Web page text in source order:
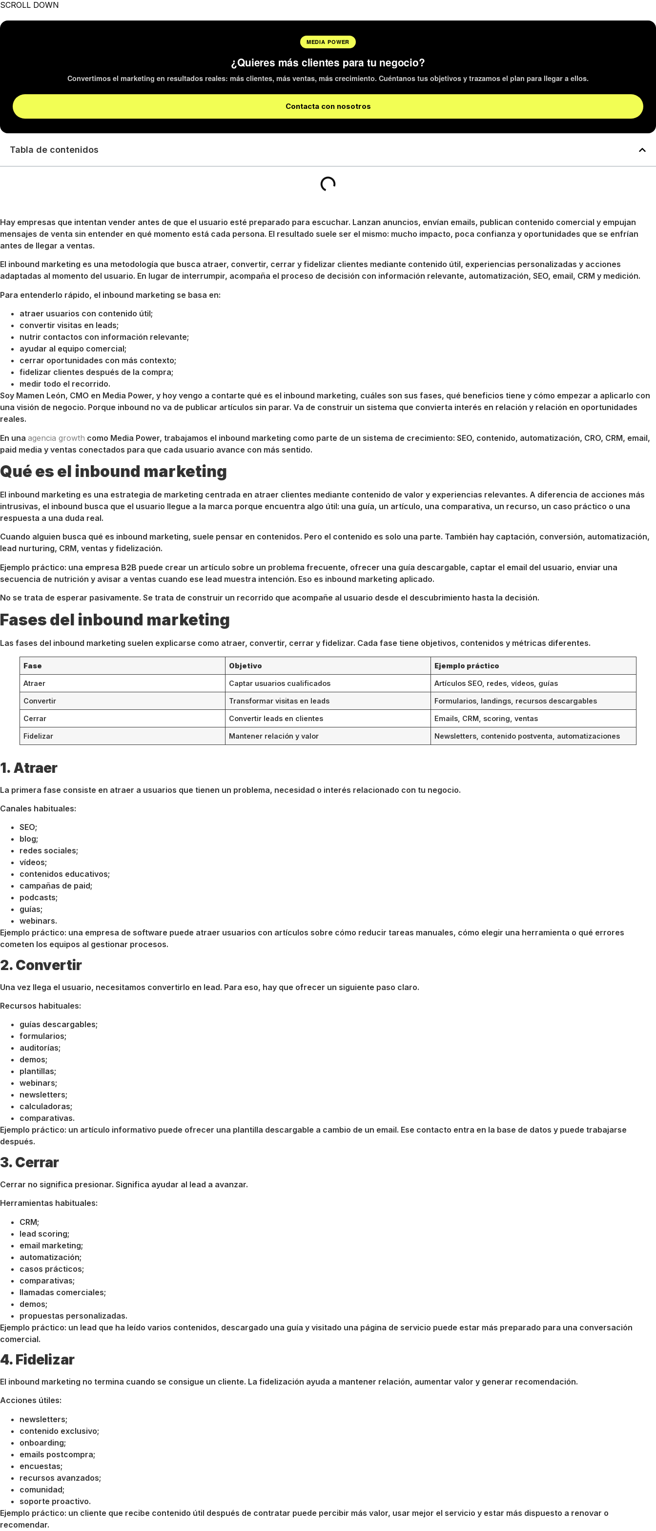
SCROLL DOWN
MEDIA POWER
¿Quieres más clientes para tu negocio?
Convertimos el marketing en resultados reales: más clientes, más ventas, más crecimiento. Cuéntanos tus objetivos y trazamos el plan para llegar a ellos.
Contacta con nosotros
Tabla de contenidos
Hay empresas que intentan vender antes de que el usuario esté preparado para escuchar. Lanzan anuncios, envían emails, publican contenido comercial y empujan
mensajes de venta sin entender en qué momento está cada persona. El resultado suele ser el mismo: mucho impacto, poca confianza y oportunidades que se enfrían
antes de llegar a ventas.
El inbound marketing es una metodología que busca atraer, convertir, cerrar y fidelizar clientes mediante contenido útil, experiencias personalizadas y acciones
adaptadas al momento del usuario. En lugar de interrumpir, acompaña el proceso de decisión con información relevante, automatización, SEO, email, CRM y medición.
Para entenderlo rápido, el inbound marketing se basa en:
atraer usuarios con contenido útil;
convertir visitas en leads;
nutrir contactos con información relevante;
ayudar al equipo comercial;
cerrar oportunidades con más contexto;
fidelizar clientes después de la compra;
medir todo el recorrido.
Soy Mamen León, CMO en Media Power, y hoy vengo a contarte qué es el inbound marketing, cuáles son sus fases, qué beneficios tiene y cómo empezar a aplicarlo con
una visión de negocio. Porque inbound no va de publicar artículos sin parar. Va de construir un sistema que convierta interés en relación y relación en oportunidades
reales.
En una agencia growth como Media Power, trabajamos el inbound marketing como parte de un sistema de crecimiento: SEO, contenido, automatización, CRO, CRM, email,
paid media y ventas conectados para que cada usuario avance con más sentido.
Qué es el inbound marketing
El inbound marketing es una estrategia de marketing centrada en atraer clientes mediante contenido de valor y experiencias relevantes. A diferencia de acciones más
intrusivas, el inbound busca que el usuario llegue a la marca porque encuentra algo útil: una guía, un artículo, una comparativa, un recurso, un caso práctico o una
respuesta a una duda real.
Cuando alguien busca qué es inbound marketing, suele pensar en contenidos. Pero el contenido es solo una parte. También hay captación, conversión, automatización,
lead nurturing, CRM, ventas y fidelización.
Ejemplo práctico: una empresa B2B puede crear un artículo sobre un problema frecuente, ofrecer una guía descargable, captar el email del usuario, enviar una
secuencia de nutrición y avisar a ventas cuando ese lead muestra intención. Eso es inbound marketing aplicado.
No se trata de esperar pasivamente. Se trata de construir un recorrido que acompañe al usuario desde el descubrimiento hasta la decisión.
Fases del inbound marketing
Las fases del inbound marketing suelen explicarse como atraer, convertir, cerrar y fidelizar. Cada fase tiene objetivos, contenidos y métricas diferentes.
Fase Objetivo Ejemplo práctico
Atraer Captar usuarios cualificados Artículos SEO, redes, vídeos, guías
Convertir Transformar visitas en leads Formularios, landings, recursos descargables
Cerrar Convertir leads en clientes Emails, CRM, scoring, ventas
Fidelizar Mantener relación y valor Newsletters, contenido postventa, automatizaciones
1. Atraer
La primera fase consiste en atraer a usuarios que tienen un problema, necesidad o interés relacionado con tu negocio.
Canales habituales:
SEO;
blog;
redes sociales;
vídeos;
contenidos educativos;
campañas de paid;
podcasts;
guías;
webinars.
Ejemplo práctico: una empresa de software puede atraer usuarios con artículos sobre cómo reducir tareas manuales, cómo elegir una herramienta o qué errores
cometen los equipos al gestionar procesos.
2. Convertir
Una vez llega el usuario, necesitamos convertirlo en lead. Para eso, hay que ofrecer un siguiente paso claro.
Recursos habituales:
guías descargables;
formularios;
auditorías;
demos;
plantillas;
webinars;
newsletters;
calculadoras;
comparativas.
Ejemplo práctico: un artículo informativo puede ofrecer una plantilla descargable a cambio de un email. Ese contacto entra en la base de datos y puede trabajarse
después.
3. Cerrar
Cerrar no significa presionar. Significa ayudar al lead a avanzar.
Herramientas habituales:
CRM;
lead scoring;
email marketing;
automatización;
casos prácticos;
comparativas;
llamadas comerciales;
demos;
propuestas personalizadas.
Ejemplo práctico: un lead que ha leído varios contenidos, descargado una guía y visitado una página de servicio puede estar más preparado para una conversación
comercial.
4. Fidelizar
El inbound marketing no termina cuando se consigue un cliente. La fidelización ayuda a mantener relación, aumentar valor y generar recomendación.
Acciones útiles:
newsletters;
contenido exclusivo;
onboarding;
emails postcompra;
encuestas;
recursos avanzados;
comunidad;
soporte proactivo.
Ejemplo práctico: un cliente que recibe contenido útil después de contratar puede percibir más valor, usar mejor el servicio y estar más dispuesto a renovar o
recomendar.